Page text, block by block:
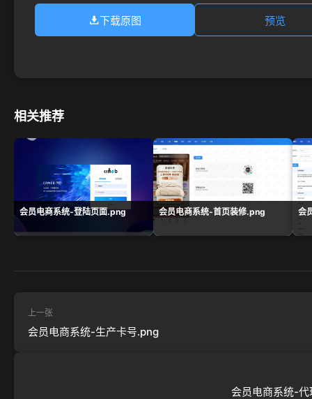
下载原图 预览
相关推荐
会员电商系统-登陆页面.png 会员电商系统-首页装修.png 会
上一张
会员电商系统-生产卡号.png
会员电商系统-